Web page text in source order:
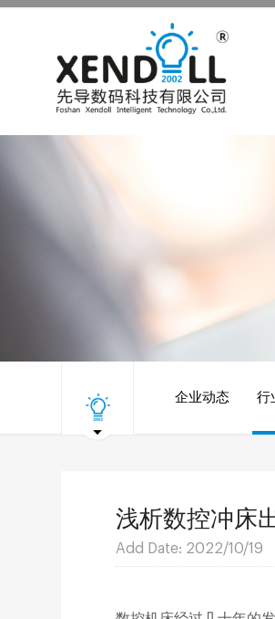
企业动态 行
浅析数控冲床
Add Date: 2022/10/